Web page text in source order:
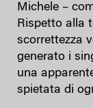
Michele –
Rispetto alla
scorrettezza
generato i
una
spietata di